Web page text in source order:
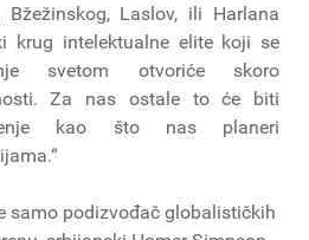
Laslov, ili Harlana
krug intelektualne elite koji se
svetom otvoriće skoro
Za nas ostale to će biti
kao što nas planeri
samo podizvođač globalističkih